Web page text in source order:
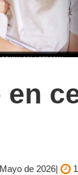
de 2026|